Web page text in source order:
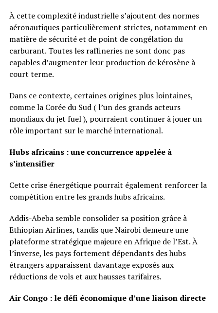
À cette complexité industrielle s’ajoutent des normes
aéronautiques particulièrement strictes, notamment en
matière de sécurité et de point de congélation du
carburant. Toutes les raffineries ne sont donc pas
capables d’augmenter leur production de kérosène à
court terme.
Dans ce contexte, certaines origines plus lointaines,
comme la Corée du Sud ( l’un des grands acteurs
mondiaux du jet fuel ), pourraient continuer à jouer un
rôle important sur le marché international.
Hubs africains : une concurrence appelée à
s’intensifier
Cette crise énergétique pourrait également renforcer la
compétition entre les grands hubs africains.
Addis-Abeba semble consolider sa position grâce à
Ethiopian Airlines, tandis que Nairobi demeure une
plateforme stratégique majeure en Afrique de l’Est. À
l’inverse, les pays fortement dépendants des hubs
étrangers apparaissent davantage exposés aux
réductions de vols et aux hausses tarifaires.
Air Congo : le défi économique d’une liaison directe